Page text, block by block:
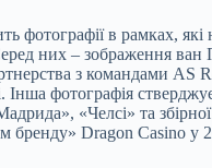
фотографії в рамках,
них – зображення ван
з командами AS
Інша фотографія
«Челсі» та
бренду» Dragon Casino у